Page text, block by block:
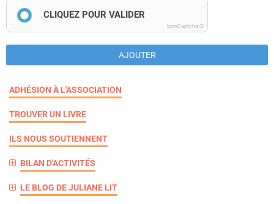
CLIQUEZ POUR VALIDER
IconCaptcha ©
AJOUTER
ADHÉSION À L'ASSOCIATION
TROUVER UN LIVRE
ILS NOUS SOUTIENNENT
BILAN D'ACTIVITÉS
LE BLOG DE JULIANE LIT